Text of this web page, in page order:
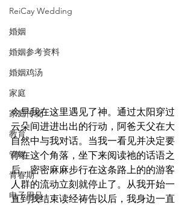
ReiCay Wedding
婚姻
婚姻参考资料
婚姻鸡汤
家庭
家庭传统
教育
管教
青春期
电子用品
今早我在这里遇见了神。通过太阳穿过
云朵间进进出出的行动，阿爸天父在大
自然中与我对话。当我一看见并决定要
停在这个角落，坐下来阅读祂的话语之
后，密密麻麻步行在这条路上的的游客
人群的流动立刻就停止了。从我开始一
直到我结束读经祷告以后，我身边一直